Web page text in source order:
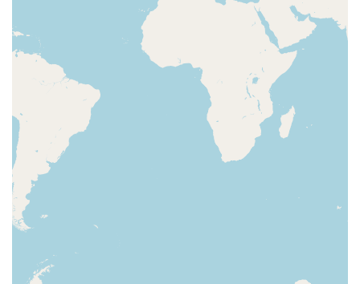
pónta
tegnìr